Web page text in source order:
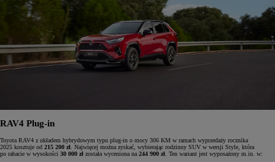
RAV4 Plug-in
Toyota RAV4 z układem hybrydowym typu plug-in o mocy 306 KM w ramach wyprzedaży rocznika
2025 kosztuje od 215 200 zł . Najwięcej można zyskać, wybierając rodzinny SUV w wersji Style, która
po rabacie w wysokości 30 000 zł została wyceniona na 244 900 zł . Ten wariant jest wyposażony m.in. w: